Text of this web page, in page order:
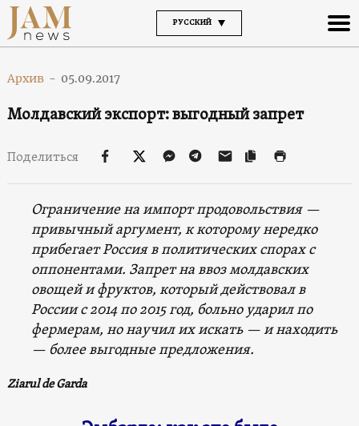
РУССКИЙ
Архив - 05.09.2017
Молдавский экспорт: выгодный запрет
Поделиться
Ограничение на импорт продовольствия —
привычный аргумент, к которому нередко
прибегает Россия в политических спорах с
оппонентами. Запрет на ввоз молдавских
овощей и фруктов, который действовал в
России с 2014 по 2015 год, больно ударил по
фермерам, но научил их искать — и находить
— более выгодные предложения.
Ziarul de Garda